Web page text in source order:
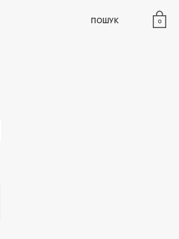
ПОШУК 0